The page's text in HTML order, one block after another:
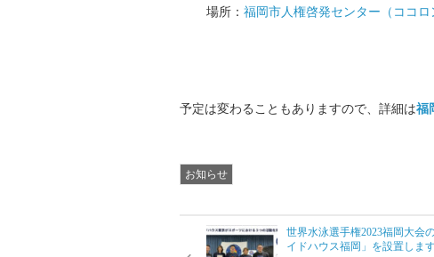
場所： 福岡市人権啓発センター（ココロ
予定は変わることもありますので、詳細は福
お知らせ
世界水泳選手権2023福岡大会
イドハウス福岡」を設置しま